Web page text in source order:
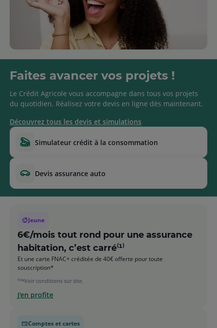
Faites avancer vos projets !
Le Crédit Agricole vous accompagne dans tous vos projets
du quotidien. Réalisez votre devis en ligne dès maintenant.
Découvrez tous les devis et simulations
simulateur crédit à la consommation
devis assurance auto
Jeune
6€/mois tout rond pour une assurance
habitation, c’est carré⁽¹⁾
Et une carte FNAC+ créditée de 40€ offerte pour toute
souscription*
⁽¹⁾*Voir conditions sur site.
J'en profite
Comptes et cartes